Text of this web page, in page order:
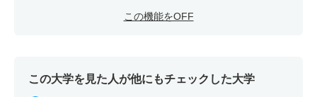
この機能をOFF
この大学を見た人が他にもチェックした大学